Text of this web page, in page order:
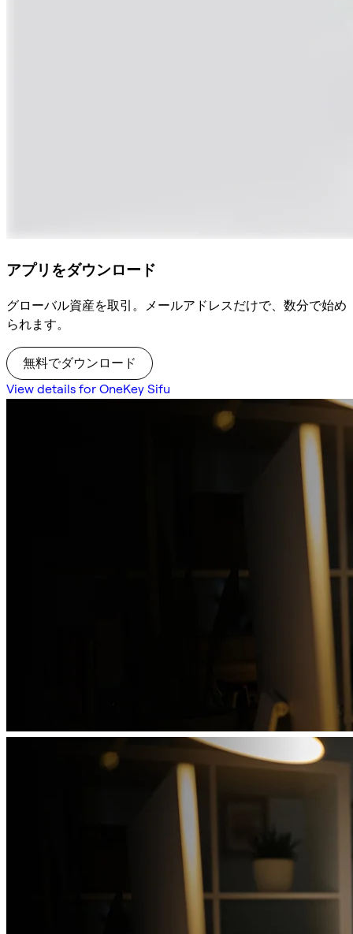
アプリをダウンロード
グローバル資産を取引。メールアドレスだけで、数分で始め
られます。
無料でダウンロード
View details for OneKey Sifu